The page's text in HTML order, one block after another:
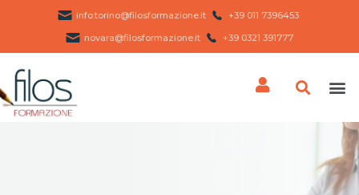
info.torino@filosformazione.it
+39 011 7396453 ​
novara@filosformazione.it
+39 0321 391777